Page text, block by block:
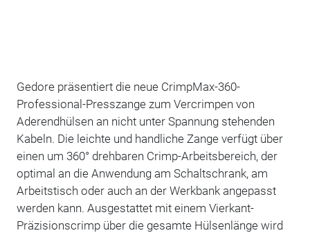
Gedore präsentiert die neue CrimpMax-360-
Professional-Presszange zum Vercrimpen von
Aderendhülsen an nicht unter Spannung stehenden
Kabeln. Die leichte und handliche Zange verfügt über
einen um 360° drehbaren Crimp-Arbeitsbereich, der
optimal an die Anwendung am Schaltschrank, am
Arbeitstisch oder auch an der Werkbank angepasst
werden kann. Ausgestattet mit einem Vierkant-
Präzisionscrimp über die gesamte Hülsenlänge wird